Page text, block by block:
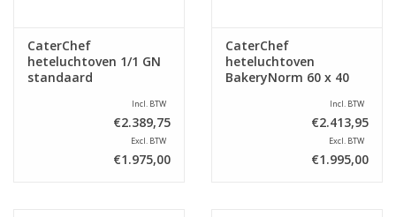
CaterChef
heteluchtoven 1/1 GN
standaard
Incl. BTW
€2.389,75
Excl. BTW
€1.975,00
CaterChef
heteluchtoven
BakeryNorm 60 x 40
Incl. BTW
€2.413,95
Excl. BTW
€1.995,00